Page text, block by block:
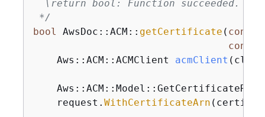
  \return bool: Function succeeded.
*/
bool AwsDoc::ACM:: getCertificate ( const
const
    Aws::
ACM::ACMClient acmClient
    request.
WithCertificateArn